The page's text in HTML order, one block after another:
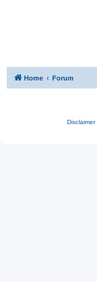
Home Forum
Disclaimer